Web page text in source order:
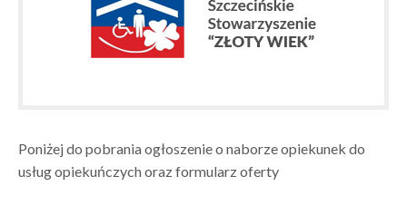
Poniżej do pobrania ogłoszenie o naborze opiekunek do
usług opiekuńczych oraz formularz oferty